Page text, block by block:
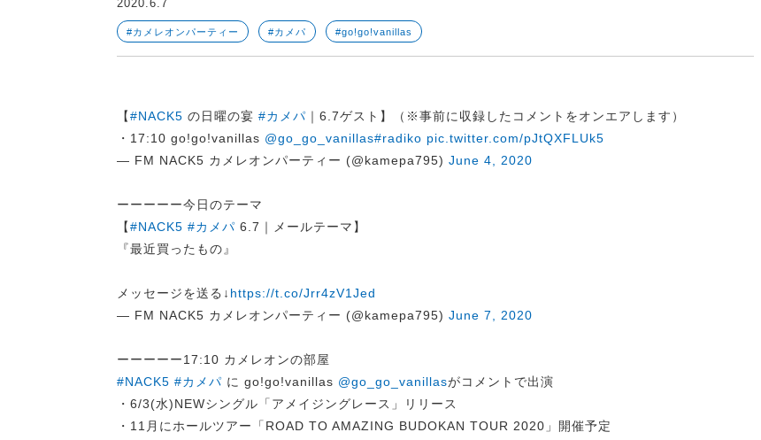
2020.6.7
#カメレオンパーティー #カメパ #go!go!vanillas
【#NACK5 の日曜の宴 #カメパ ｜6.7ゲスト】（※事前に収録したコメントをオンエアします）
・17:10 go!go!vanillas @go_go_vanillas#radiko pic.twitter.com/pJtQXFLUk5
— FM NACK5 カメレオンパーティー (@kamepa795) June 4, 2020
ーーーーー今日のテーマ
【#NACK5 #カメパ 6.7｜メールテーマ】
『最近買ったもの』
メッセージを送る↓ https://t.co/Jrr4zV1Jed
— FM NACK5 カメレオンパーティー (@kamepa795) June 7, 2020
ーーーーー17:10 カメレオンの部屋
#NACK5 #カメパ に go!go!vanillas @go_go_vanillasがコメントで出演
・6/3(水)NEWシングル「アメイジングレース」リリース
・11月にホールツアー「ROAD TO AMAZING BUDOKAN TOUR 2020」開催予定